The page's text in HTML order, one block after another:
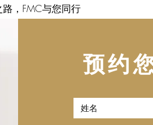
，FMC与您同行
预约